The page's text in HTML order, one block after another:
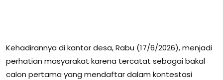
Kehadirannya di kantor desa, Rabu (17/6/2026), menjadi
perhatian masyarakat karena tercatat sebagai bakal
calon pertama yang mendaftar dalam kontestasi